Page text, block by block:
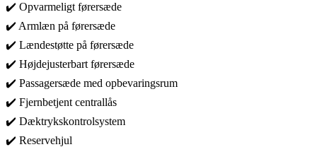
✔️ Opvarmeligt førersæde
✔️ Armlæn på førersæde
✔️ Lændestøtte på førersæde
✔️ Højdejusterbart førersæde
✔️ Passagersæde med opbevaringsrum
✔️ Fjernbetjent centrallås
✔️ Dæktrykskontrolsystem
✔️ Reservehjul